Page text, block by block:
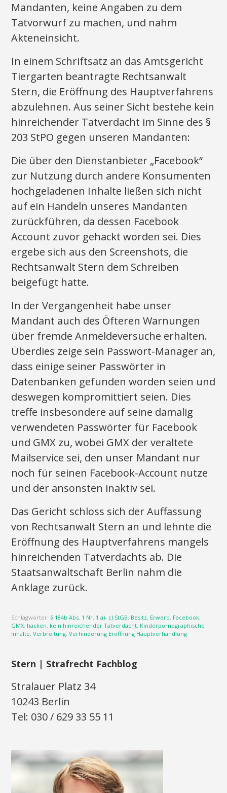
Mandanten, keine Angaben zu dem
Tatvorwurf zu machen, und nahm
Akteneinsicht.
In einem Schriftsatz an das Amtsgericht
Tiergarten beantragte Rechtsanwalt
Stern, die Eröffnung des Hauptverfahrens
abzulehnen. Aus seiner Sicht bestehe kein
hinreichender Tatverdacht im Sinne des §
203 StPO gegen unseren Mandanten:
Die über den Dienstanbieter „Facebook“
zur Nutzung durch andere Konsumenten
hochgeladenen Inhalte ließen sich nicht
auf ein Handeln unseres Mandanten
zurückführen, da dessen Facebook
Account zuvor gehackt worden sei. Dies
ergebe sich aus den Screenshots, die
Rechtsanwalt Stern dem Schreiben
beigefügt hatte.
In der Vergangenheit habe unser
Mandant auch des Öfteren Warnungen
über fremde Anmeldeversuche erhalten.
Überdies zeige sein Passwort-Manager an,
dass einige seiner Passwörter in
Datenbanken gefunden worden seien und
deswegen kompromittiert seien. Dies
treffe insbesondere auf seine damalig
verwendeten Passwörter für Facebook
und GMX zu, wobei GMX der veraltete
Mailservice sei, den unser Mandant nur
noch für seinen Facebook-Account nutze
und der ansonsten inaktiv sei.
Das Gericht schloss sich der Auffassung
von Rechtsanwalt Stern an und lehnte die
Eröffnung des Hauptverfahrens mangels
hinreichenden Tatverdachts ab. Die
Staatsanwaltschaft Berlin nahm die
Anklage zurück.
Schlagwörter: § 184b Abs. 1 Nr. 1 a)- c) StGB, Besitz, Erwerb, Facebook,
GMX, hacken, kein hinreichender Tatverdacht, Kinderpornographische
Inhalte,Verbreitung,Verhinderung Eröffnung Hauptverhandlung
Stern | Strafrecht Fachblog
Stralauer Platz 34
10243 Berlin
Tel: 030 / 629 33 55 11